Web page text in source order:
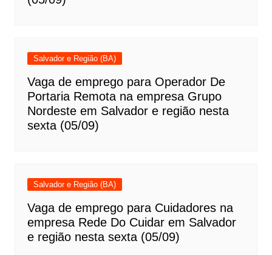
Salvador e Região (BA)
Vaga de emprego para Operador De
Portaria Remota na empresa Grupo
Nordeste em Salvador e região nesta
sexta (05/09)
Salvador e Região (BA)
Vaga de emprego para Cuidadores na
empresa Rede Do Cuidar em Salvador
e região nesta sexta (05/09)